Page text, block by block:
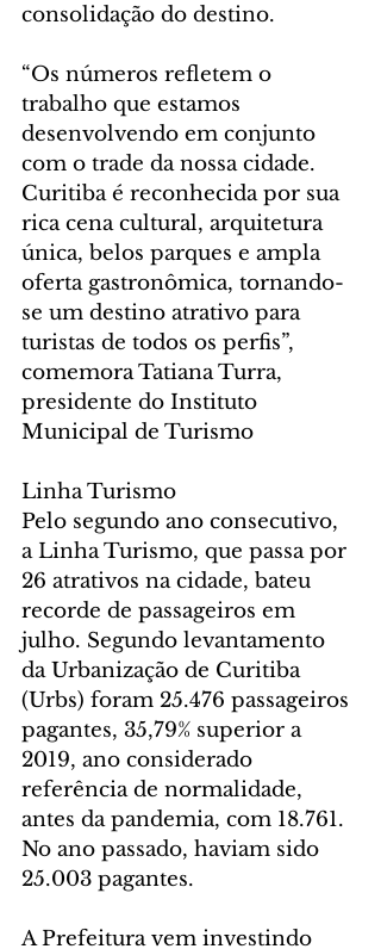
consolidação do destino.
“Os números refletem o
trabalho que estamos
desenvolvendo em conjunto
com o trade da nossa cidade.
Curitiba é reconhecida por sua
rica cena cultural, arquitetura
única, belos parques e ampla
oferta gastronômica, tornando-
se um destino atrativo para
turistas de todos os perfis”,
comemora Tatiana Turra,
presidente do Instituto
Municipal de Turismo
Linha Turismo
Pelo segundo ano consecutivo,
a Linha Turismo, que passa por
26 atrativos na cidade, bateu
recorde de passageiros em
julho. Segundo levantamento
da Urbanização de Curitiba
(Urbs) foram 25.476 passageiros
pagantes, 35,79% superior a
2019, ano considerado
referência de normalidade,
antes da pandemia, com 18.761.
No ano passado, haviam sido
25.003 pagantes.
A Prefeitura vem investindo